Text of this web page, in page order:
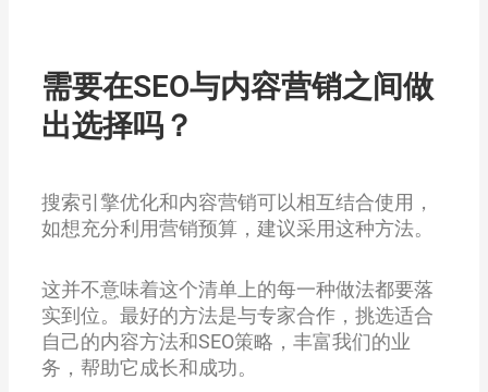
需要在SEO与内容营销之间做
出选择吗？
搜索引擎优化和内容营销可以相互结合使用，
如想充分利用营销预算，建议采用这种方法。
这并不意味着这个清单上的每一种做法都要落
实到位。最好的方法是与专家合作，挑选适合
自己的内容方法和SEO策略，丰富我们的业
务，帮助它成长和成功。